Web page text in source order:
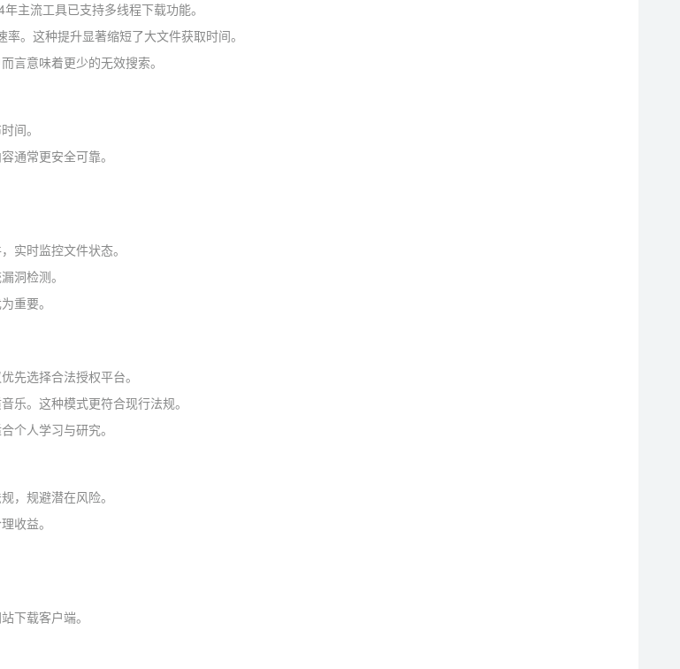
主流工具已支持多线程下载功能。
。这种提升显著缩短了大文件获取时间。
言意味着更少的无效搜索。
间。
通常更安全可靠。
实时监控文件状态。
洞检测。
重要。
先选择合法授权平台。
乐。这种模式更符合现行法规。
个人学习与研究。
，规避潜在风险。
收益。
下载客户端。